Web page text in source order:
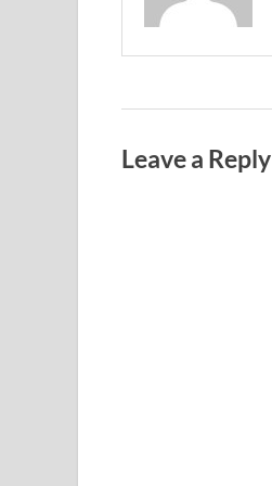
Leave a Reply